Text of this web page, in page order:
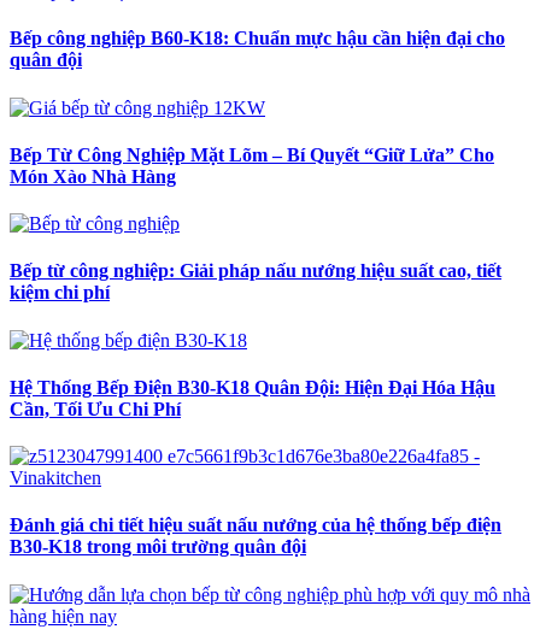
Bếp công nghiệp B60-K18: Chuẩn mực hậu cần hiện đại cho
quân đội
Bếp Từ Công Nghiệp Mặt Lõm – Bí Quyết “Giữ Lửa” Cho
Món Xào Nhà Hàng
Bếp từ công nghiệp: Giải pháp nấu nướng hiệu suất cao, tiết
kiệm chi phí
Hệ Thống Bếp Điện B30-K18 Quân Đội: Hiện Đại Hóa Hậu
Cần, Tối Ưu Chi Phí
Đánh giá chi tiết hiệu suất nấu nướng của hệ thống bếp điện
B30-K18 trong môi trường quân đội